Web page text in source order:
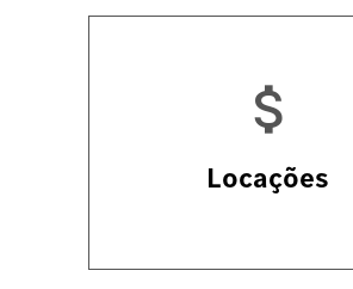
Locações